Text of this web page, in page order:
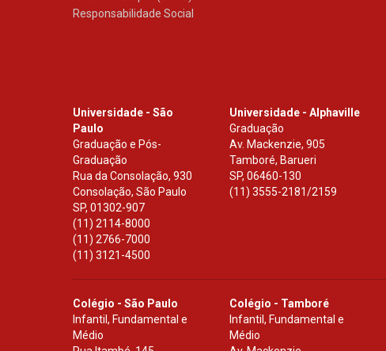
Responsabilidade Social
Universidade - São
Paulo
Graduação e Pós-
Graduação
Rua da Consolação, 930
Consolação, São Paulo
SP, 01302-907
(11) 2114-8000
(11) 2766-7000
(11) 3121-4500
Universidade - Alphaville
Graduação
Av. Mackenzie, 905
Tamboré, Barueri
SP,06460-130
(11) 3555-2181/2159
Colégio - São Paulo
Infantil, Fundamental e
Médio
Colégio - Tamboré
Infantil, Fundamental e
Médio